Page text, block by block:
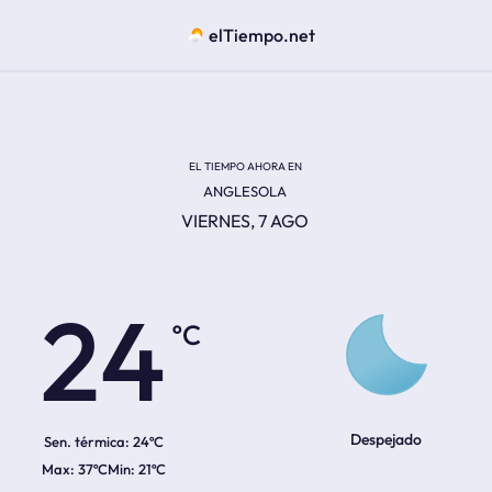
elTiempo.net
EL TIEMPO AHORA EN
ANGLESOLA
VIERNES, 7 AGO
24
Sen. térmica: 24ºC
37ºC 21ºC
Despejado